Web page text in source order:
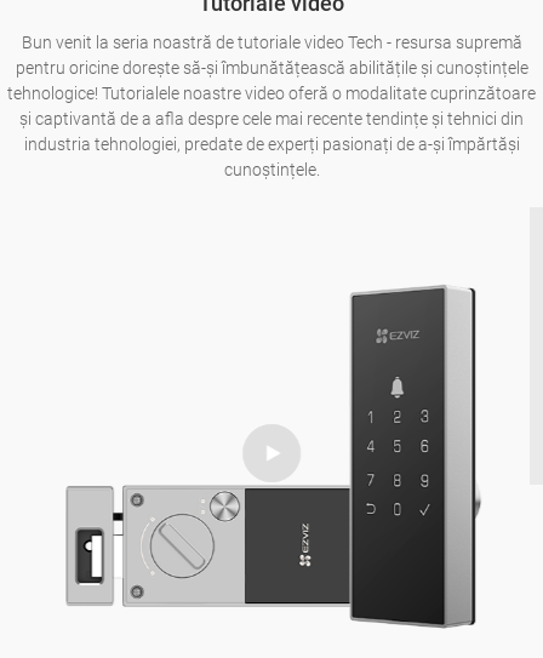
Bun venit la seria noastră de tutoriale video Tech - resursa supremă
pentru oricine dorește să-și îmbunătățească abilitățile și cunoștințele
tehnologice! Tutorialele noastre video oferă o modalitate cuprinzătoare
și captivantă de a afla despre cele mai recente tendințe și tehnici din
industria tehnologiei, predate de experți pasionați de a-și împărtăși
cunoștințele.